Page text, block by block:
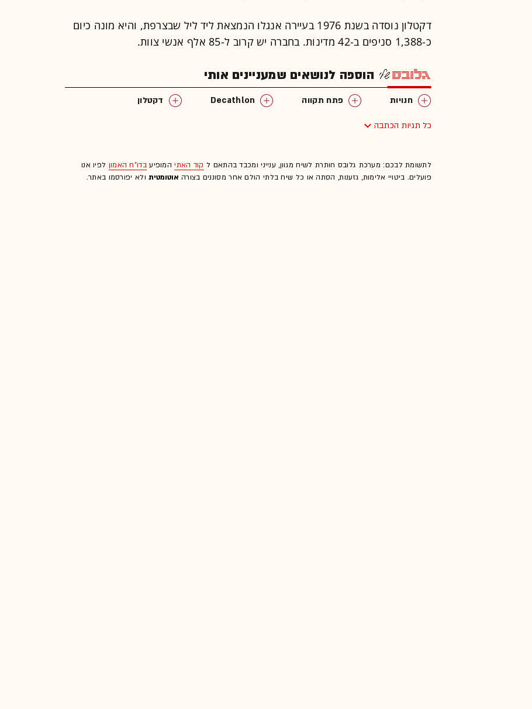
דקטלון נוסדה בשנת 1976 בעיירה אנגלו הנמצאת ליד ליל שבצרפת, והיא מונה כיום
כ-1,388 סניפים ב-42 מדינות. בחברה יש קרוב ל-85 אלף אנשי צוות.
הוספה לנושאים שמעניינים אותי
חנויות פתח תקווה Decathlon דקטלון
כל תגיות הכתבה
לתשומת לבכם: מערכת גלובס חותרת לשיח מגוון, ענייני ומכבד בהתאם ל קוד האתיהמופיעבדו"ח האמון לפיו אנו
פועלים. ביטויי אלימות, גזענות, הסתה או כל שיח בלתי הולם אחר מסוננים בצורה אוטומטיתולא יפורסמו באתר.